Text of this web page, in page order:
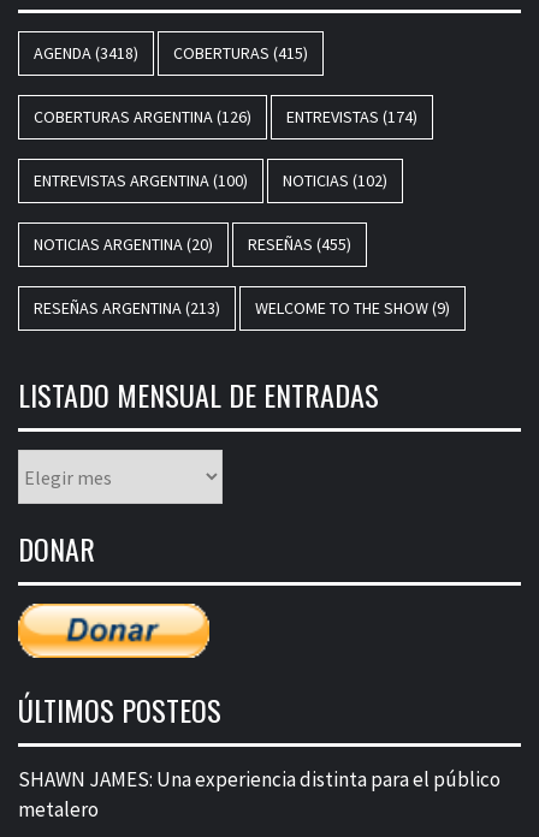
AGENDA(3418) COBERTURAS (415)
COBERTURAS ARGENTINA(126) ENTREVISTAS (174)
ENTREVISTAS ARGENTINA(100) NOTICIAS (102)
NOTICIAS ARGENTINA(20) RESEÑAS (455)
RESEÑAS ARGENTINA(213) WELCOME TO THE SHOW(9)
LISTADO MENSUAL DE ENTRADAS
mensual
entradas
DONAR
ÚLTIMOS POSTEOS
SHAWN JAMES: Una experiencia distinta para el público
metalero